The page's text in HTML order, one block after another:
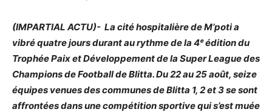
(IMPARTIAL ACTU)- La cité hospitalière de M’poti a
vibré quatre jours durant au rythme de la 4ᵉ édition du
Trophée Paix et Développement de la Super League des
Champions de Football de Blitta. Du 22 au 25 août, seize
équipes venues des communes de Blitta 1, 2 et 3 se sont
affrontées dans une compétition sportive qui s’est muée